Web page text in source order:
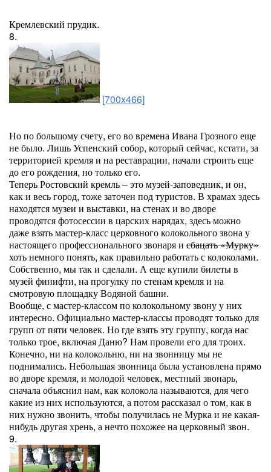
Кремлевский прудик.
8.
[700x466]
Но по большому счету, его во времена Ивана Грозного еще
не было. Лишь Успенский собор, который сейчас, кстати, за
территорией кремля и на реставрации, начали строить еще
до его рождения, но только его.
Теперь Ростовский кремль – это музей-заповедник, и он,
как и весь город, тоже заточен под туристов. В храмах здесь
находятся музеи и выставки, на стенах и во дворе
проводятся фотосессии в царских нарядах, здесь можно
даже взять мастер-класс церковного колокольного звона у
настоящего профессионального звонаря и сбацать «Мурку»
хоть немного понять, как правильно работать с колоколами.
Собственно, мы так и сделали. А еще купили билеты в
музей финифти, на прогулку по стенам кремля и на
смотровую площадку Водяной башни.
Вообще, с мастер-классом по колокольному звону у них
интересно. Официально мастер-классы проводят только для
групп от пяти человек. Но где взять эту группу, когда нас
только трое, включая Даню? Нам провели его для троих.
Конечно, ни на колокольню, ни на звонницу мы не
поднимались. Небольшая звонница была установлена прямо
во дворе кремля, и молодой человек, местный звонарь,
сначала объяснил нам, как колокола называются, для чего
какие из них используются, а потом рассказал о том, как в
них нужно звонить, чтобы получилась не Мурка и не какая-
нибудь другая хрень, а нечто похожее на церковный звон.
9.